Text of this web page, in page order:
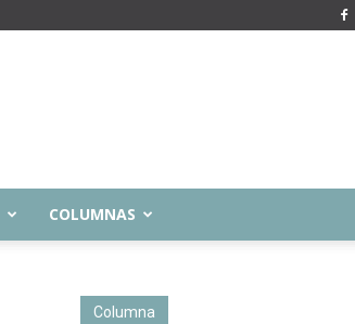
COLUMNAS
Columna